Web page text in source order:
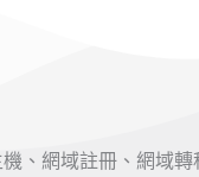
、網域註冊、網域